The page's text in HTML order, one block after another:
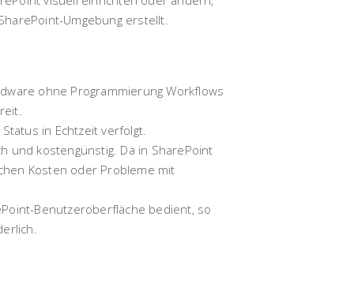
Umgebung erstellt.
ohne Programmierung Workflows
in Echtzeit verfolgt.
und kostengünstig. Da in SharePoint
Kosten oder Probleme mit
Benutzeroberfläche bedient, so